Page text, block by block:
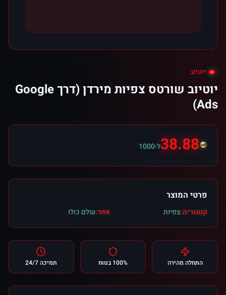
יוטיוב
יוטיוב שורטס צפיות מירדן (דרך Google
Ads)
38.88ל-1000
פרטי המוצר
קטגוריה:צפיות אזור:עולם כולו
התחלה מהירה 100% בטוח תמיכה 24/7